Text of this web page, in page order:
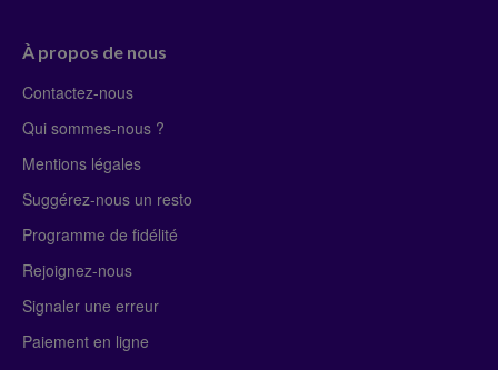
À propos de nous
Contactez-nous
Qui sommes-nous ?
Mentions légales
Suggérez-nous un resto
Programme de fidélité
Rejoignez-nous
Signaler une erreur
Paiement en ligne